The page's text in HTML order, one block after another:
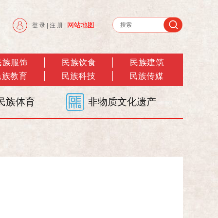
登 录 注 册 网站地图
族服饰 民族饮食
民族建筑
族教育
民族科技 民族传媒
族体育 非物质文化遗产